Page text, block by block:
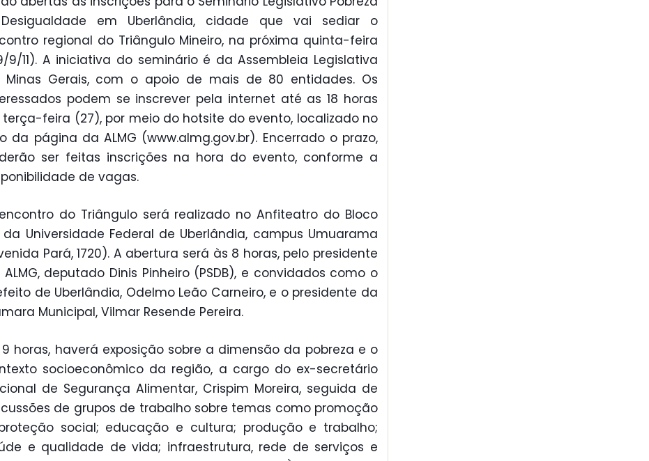
em Uberlândia, cidade que vai sediar o
regional do Triângulo Mineiro, na próxima quinta-feira
9/11). A iniciativa do seminário é da Assembleia Legislativa
Minas Gerais, com o apoio de mais de 80 entidades. Os
podem se inscrever pela internet até as 18 horas
terça-feira (27), por meio do hotsite do evento, localizado no
da página da ALMG (www.almg.gov.br). Encerrado o prazo,
ser feitas inscrições na hora do evento, conforme a
de vagas.
do Triângulo será realizado no Anfiteatro do Bloco
da Universidade Federal de Uberlândia, campus Umuarama
Pará, 1720). A abertura será às 8 horas, pelo presidente
deputado Dinis Pinheiro (PSDB), e convidados como o
de Uberlândia, Odelmo Leão Carneiro, e o presidente da
Municipal, Vilmar Resende Pereira.
9 horas, haverá exposição sobre a dimensão da pobreza e o
socioeconômico da região, a cargo do ex-secretário
de Segurança Alimentar, Crispim Moreira, seguida de
de grupos de trabalho sobre temas como promoção
social; educação e cultura; produção e trabalho;
e qualidade de vida; infraestrutura, rede de serviços e